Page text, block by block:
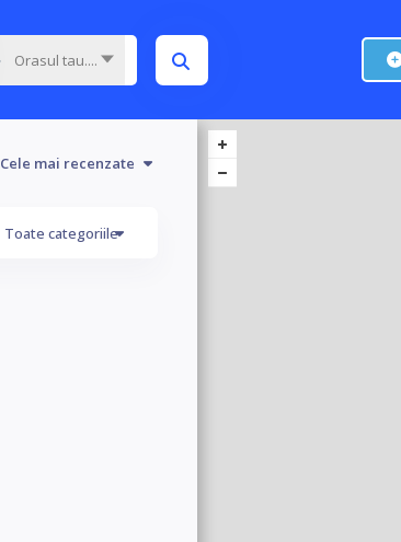
Orasul tau....
Cele mai recenzate
Toate categoriile